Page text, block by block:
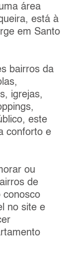
área
está à
em Santo
bairros da
igrejas,
este
conforto e
ou
de
conosco
no site e